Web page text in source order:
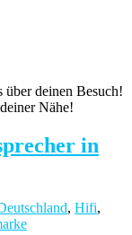
deinen Besuch!
Nähe!
in
, Hifi,